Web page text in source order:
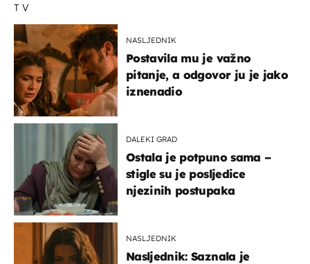
TV
NASLJEDNIK
Postavila mu je važno
pitanje, a odgovor ju je jako
iznenadio
DALEKI GRAD
Ostala je potpuno sama –
stigle su je posljedice
njezinih postupaka
NASLJEDNIK
Nasljednik: Saznala je